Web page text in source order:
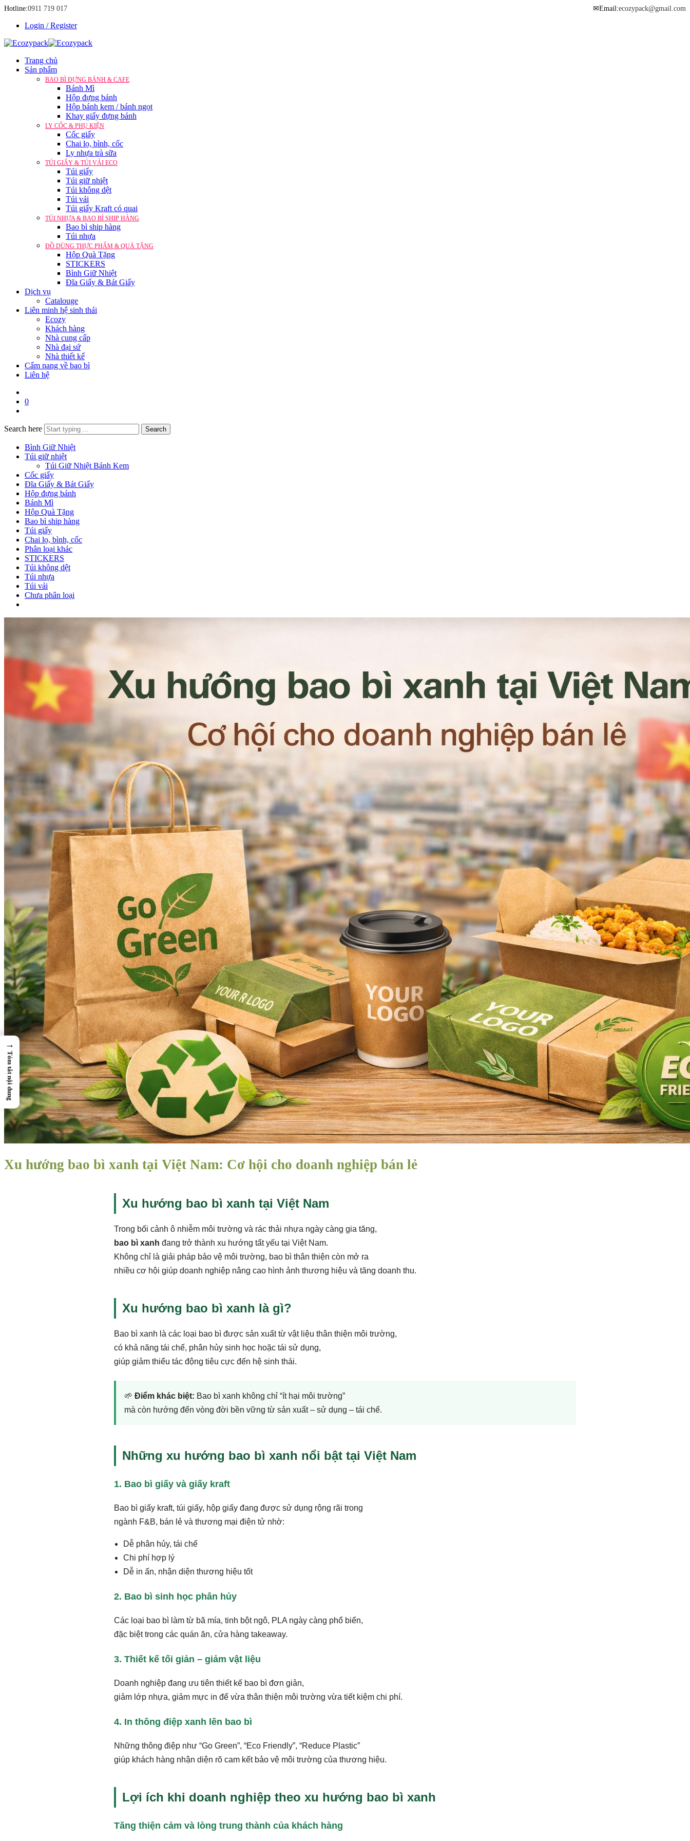
Hotline:0911 719 017 ✉Email:ecozypack@gmail.com
Login / Register
Trang chủ
Sản phẩm
BAO BÌ ĐỰNG BÁNH & CAFE
Bánh Mì
Hộp đựng bánh
Hộp bánh kem / bánh ngọt
Khay giấy đựng bánh
LY CỐC & PHỤ KIỆN
Cốc giấy
Chai lọ, bình, cốc
Ly nhựa trà sữa
TÚI GIẤY & TÚI VẢI ECO
Túi giấy
Túi giữ nhiệt
Túi không dệt
Túi vải
Túi giấy Kraft có quai
TÚI NHỰA & BAO BÌ SHIP HÀNG
Bao bì ship hàng
Túi nhựa
ĐỒ DÙNG THỰC PHẨM & QUÀ TẶNG
Hộp Quà Tặng
STICKERS
Bình Giữ Nhiệt
Đĩa Giấy & Bát Giấy
Dịch vụ
Catalouge
Liên minh hệ sinh thái
Ecozy
Khách hàng
Nhà cung cấp
Nhà đại sứ
Nhà thiết kế
Cẩm nang về bao bì
Liên hệ
0
Search here Search
Bình Giữ Nhiệt
Túi giữ nhiệt
Túi Giữ Nhiệt Bánh Kem
Cốc giấy
Đĩa Giấy & Bát Giấy
Hộp đựng bánh
Bánh Mì
Hộp Quà Tặng
Bao bì ship hàng
Túi giấy
Chai lọ, bình, cốc
Phân loại khác
STICKERS
Túi không dệt
Túi nhựa
Túi vải
Chưa phân loại
Xu hướng bao bì xanh tại Việt Nam: Cơ hội cho doanh nghiệp bán lẻ
Xu hướng bao bì xanh tại Việt Nam
Trong bối cảnh ô nhiễm môi trường và rác thải nhựa ngày càng gia tăng,
bao bì xanh đang trở thành xu hướng tất yếu tại Việt Nam.
Không chỉ là giải pháp bảo vệ môi trường, bao bì thân thiện còn mở ra
nhiều cơ hội giúp doanh nghiệp nâng cao hình ảnh thương hiệu và tăng doanh thu.
Xu hướng bao bì xanh là gì?
Bao bì xanh là các loại bao bì được sản xuất từ vật liệu thân thiện môi trường,
có khả năng tái chế, phân hủy sinh học hoặc tái sử dụng,
giúp giảm thiểu tác động tiêu cực đến hệ sinh thái.
🌱 Điểm khác biệt: Bao bì xanh không chỉ “ít hại môi trường”
mà còn hướng đến vòng đời bền vững từ sản xuất – sử dụng – tái chế.
Những xu hướng bao bì xanh nổi bật tại Việt Nam
1. Bao bì giấy và giấy kraft
Bao bì giấy kraft, túi giấy, hộp giấy đang được sử dụng rộng rãi trong
ngành F&B, bán lẻ và thương mại điện tử nhờ:
Dễ phân hủy, tái chế
Chi phí hợp lý
Dễ in ấn, nhận diện thương hiệu tốt
2. Bao bì sinh học phân hủy
Các loại bao bì làm từ bã mía, tinh bột ngô, PLA ngày càng phổ biến,
đặc biệt trong các quán ăn, cửa hàng takeaway.
3. Thiết kế tối giản – giảm vật liệu
Doanh nghiệp đang ưu tiên thiết kế bao bì đơn giản,
giảm lớp nhựa, giảm mực in để vừa thân thiện môi trường vừa tiết kiệm chi phí.
4. In thông điệp xanh lên bao bì
Những thông điệp như “Go Green”, “Eco Friendly”, “Reduce Plastic”
giúp khách hàng nhận diện rõ cam kết bảo vệ môi trường của thương hiệu.
Lợi ích khi doanh nghiệp theo xu hướng bao bì xanh
Tăng thiện cảm và lòng trung thành của khách hàng
→
Tóm tắt nội dung